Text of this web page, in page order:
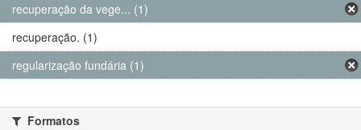
recuperação da vege... (1)
recuperação. (1)
regularização fundária (1)
Formatos